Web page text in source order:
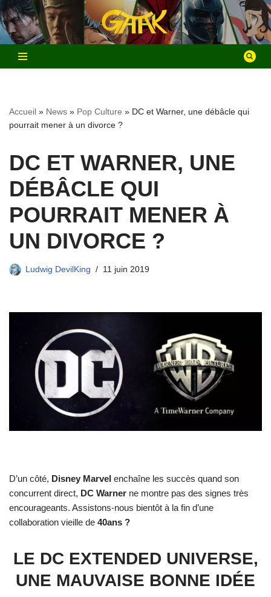
Aller
au
contenu
Accueil » News » Pop Culture » DC et Warner, une débâcle qui
pourrait mener à un divorce ?
DC ET WARNER, UNE
DÉBÂCLE QUI
POURRAIT MENER À
UN DIVORCE ?
Ludwig DevilKing 11 juin 2019
D’un côté, Disney Marvel enchaîne les succès quand son
concurrent direct, DC Warner ne montre pas des signes très
encourageants. Assistons-nous bientôt à la fin d’une
collaboration vieille de 40ans ?
LE DC EXTENDED UNIVERSE,
UNE MAUVAISE BONNE IDÉE